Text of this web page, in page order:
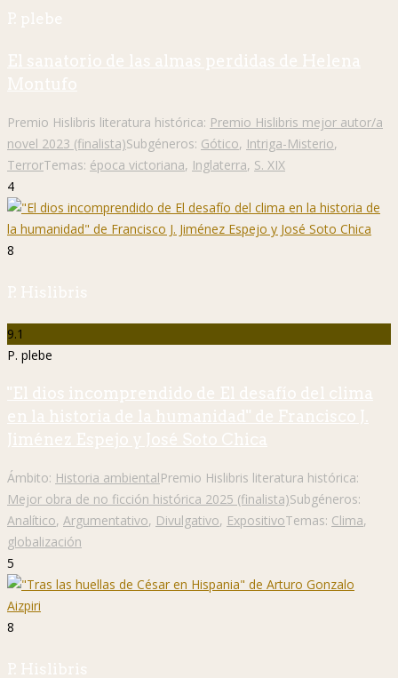
P. plebe
El sanatorio de las almas perdidas de Helena
Montufo
Premio Hislibris literatura histórica: Premio Hislibris mejor autor/a
novel 2023 (finalista)Subgéneros: Gótico, Intriga-Misterio,
TerrorTemas: época victoriana, Inglaterra, S. XIX
4
8
P. Hislibris
9.1
P. plebe
"El dios incomprendido de El desafío del clima
en la historia de la humanidad" de Francisco J.
Jiménez Espejo y José Soto Chica
Ámbito: Historia ambientalPremio Hislibris literatura histórica:
Mejor obra de no ficción histórica 2025 (finalista)Subgéneros:
Analítico, Argumentativo, Divulgativo, ExpositivoTemas: Clima,
globalización
5
8
P. Hislibris